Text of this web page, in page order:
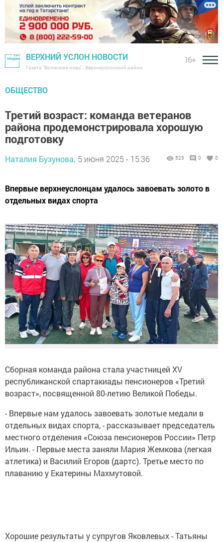
ВЕРХНИЙ УСЛОН НОВОСТИ
Газета "Волжская новь" - Верхнеуслонский район
16+
ОБЩЕСТВО
Третий возраст: команда ветеранов
района продемонстрировала хорошую
подготовку
Наталия Бузунова, 5 июня 2025 - 15:36 523 0 0
Впервые верхнеуслонцам удалось завоевать золото в
отдельных видах спорта
Сборная команда района стала участницей XV
республиканской спартакиады пенсионеров «Третий
возраст», посвященной 80-летию Великой Победы.
- Впервые нам удалось завоевать золотые медали в
отдельных видах спорта, - рассказывает председатель
местного отделения «Союза пенсионеров России» Петр
Ильин. - Первые места заняли Мария Жемкова (легкая
атлетика) и Василий Егоров (дартс). Третье место по
плаванию у Екатерины Махмутовой.
Хорошие результаты у супругов Яковлевых - Татьяны